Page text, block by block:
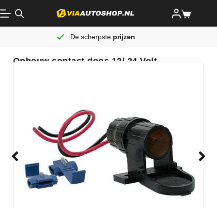
De scherpste prijzen
Opbouw contact doos 12/ 24 Volt